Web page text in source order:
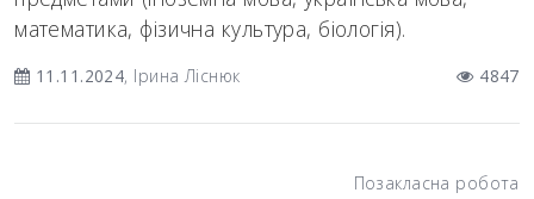
математика, фізична культура, біологія).
11.11.2024, Ірина Ліснюк 4847
Позакласна робота